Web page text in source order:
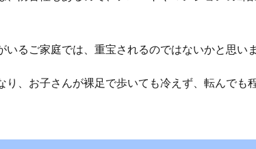
るご家庭では、重宝されるのではないかと思いま
り、お子さんが裸足で歩いても冷えず、転んでも